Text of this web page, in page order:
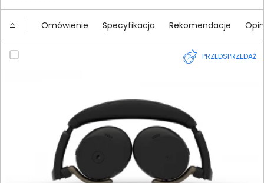
Omówienie Specyfikacja Rekomendacje
PRZEDSPRZEDAŻ